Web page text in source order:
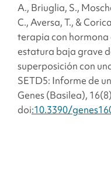
A., Briuglia, S.,
C., Aversa, T., &
terapia con hormona
estatura baja grave
superposición con
SETD5: Informe de
Genes (Basilea), 16
doi:10.3390/